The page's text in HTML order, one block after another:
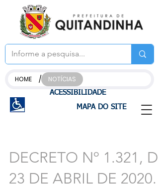
ACESSIBILIDADE
MAPA DO SITE
HOME / NOTÍCIAS
DECRETO Nº 1.321, DE
23 DE ABRIL DE 2020.